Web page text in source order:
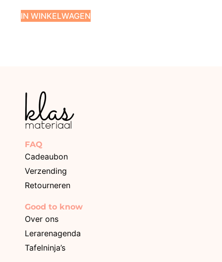
IN WINKELWAGEN
FAQ
Cadeaubon
Verzending
Retourneren
Good to know
Over ons
Lerarenagenda
Tafelninja’s